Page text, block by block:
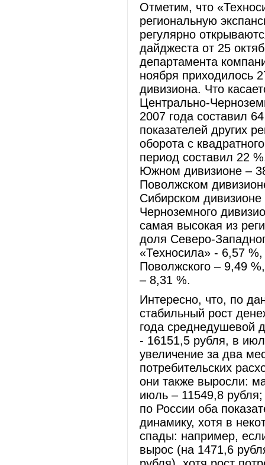
Отметим, что
региональную
регулярно
дайджеста от 25
департамента
ноября приходилось
дивизиона. Что
Центрально-
2007 года составил
показателей других
оборота с
период составил 22
Южном дивизионе –
Поволжском
Сибирском
Черноземного
самая высокая из
доля Северо-
«Техносила» - 6,57
Поволжского – 9,49
– 8,31 %.
Интересно, что, по
стабильный рост
года среднедушевой
- 16151,5 рубля, в
увеличение за два
потребительских
они также выросли:
июль – 11549,8
по России оба
динамику, хотя в
спады: например,
вырос (на 1471,6